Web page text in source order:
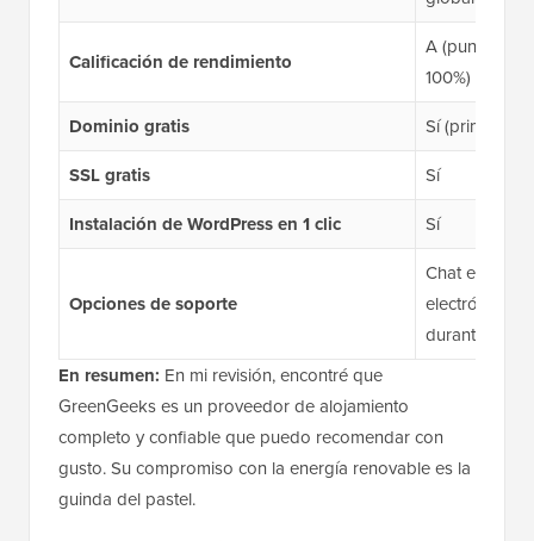
Calificación de rendimiento
A (puntaje
100%)
Dominio gratis
Sí (primer
SSL gratis
Sí
Instalación de WordPress en 1 clic
Sí
Opciones de soporte
Chat en vivo
electrónico/
durante el
En resumen: En mi revisión, encontré que
GreenGeeks es un proveedor de alojamiento
completo y confiable que puedo recomendar con
gusto. Su compromiso con la energía renovable es la
guinda del pastel.